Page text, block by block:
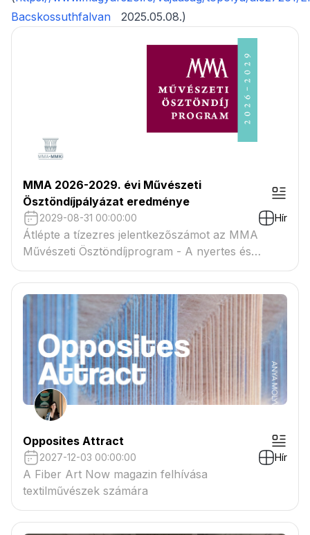
Bacskossuthfalvan 2025.05.08.)
MMA 2026-2029. évi Művészeti
Ösztöndíjpályázat eredménye
2029-08-31 00:00:00 Hír
Átlépte a tízezres jelentkezőszámot az MMA
Művészeti Ösztöndíjprogram - A nyertes és
tartaléklistás pályázók névsora megtekinthető a
csatolmányban
Opposites Attract
2027-12-03 00:00:00 Hír
A Fiber Art Now magazin felhívása
textilművészek számára